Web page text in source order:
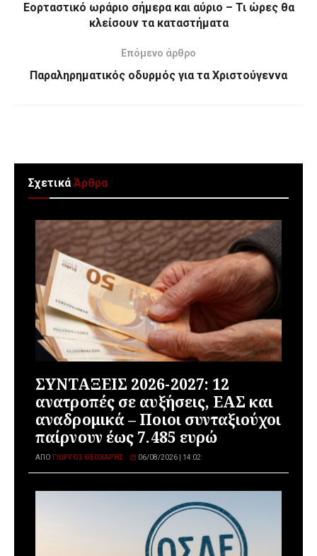
Εορταστικό ωράριο σήμερα και αύριο – Τι ώρες θα
κλείσουν τα καταστήματα
Επόμενο άρθρο
Παραληρηματικός οδυρμός για τα Χριστούγεννα
ΣχετικάΆρθρα
ΣΥΝΤΑΞΕΙΣ 2026-2027: 12
ανατροπές σε αυξήσεις, ΕΑΣ και
αναδρομικά – Ποιοι συνταξιούχοι
παίρνουν έως 7.485 ευρώ
ΑΠΌ ΓΙΏΡΓΟΣ ΘΕΟΧΆΡΗΣ 06/08/2026 | 14:02